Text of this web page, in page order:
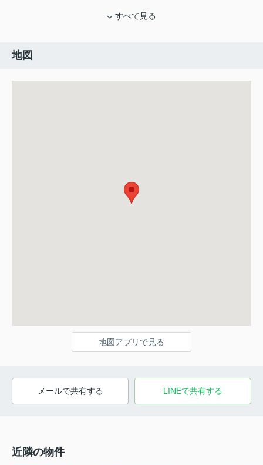
すべて見る
地図
地図アプリで見る
メールで共有する LINEで共有する
近隣の物件